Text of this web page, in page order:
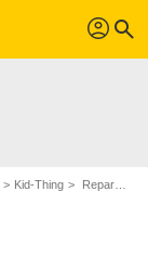
profil search
Kid-Thing Reparto Kid-Thing